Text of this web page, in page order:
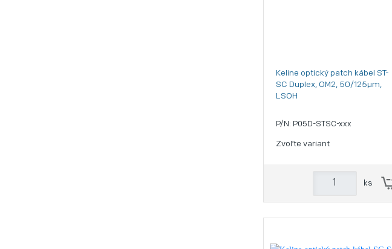
Keline optický patch kábel ST-
SC Duplex, OM2, 50/125µm,
LSOH
P/N: P05D-STSC-xxx
Zvoľte variant
ks